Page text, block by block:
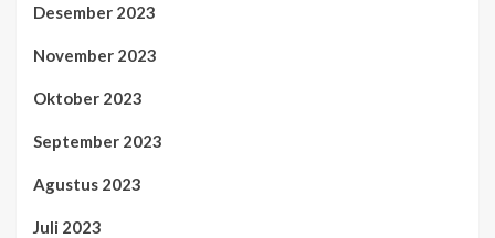
Desember 2023
November 2023
Oktober 2023
September 2023
Agustus 2023
Juli 2023